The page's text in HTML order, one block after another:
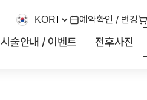
예약확인 / 변경
시술안내 / 이벤트 전후사진